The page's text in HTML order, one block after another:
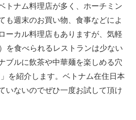
トナム料理店が多く、ホーチミン
も週末のお買い物、食事などによ
ーカル料理店もありますが、気軽
を食べられるレストランは少ない
ブルに飲茶や中華麺を楽しめる穴
を紹介します。ベトナム在住日本
いないのでぜひ一度お試して頂け